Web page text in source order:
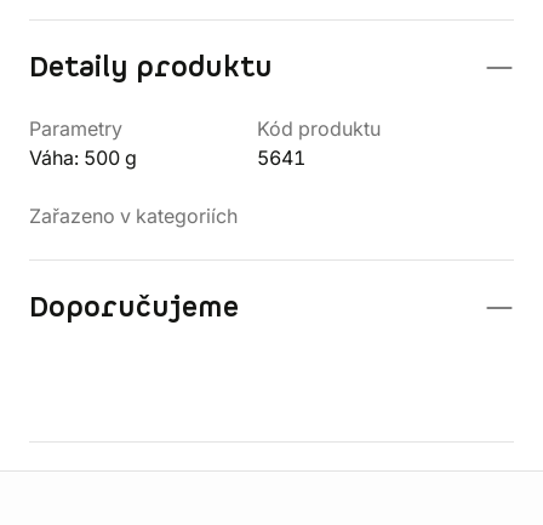
Detaily produktu
Parametry
Váha: 500 g
Kód produktu
5641
Zařazeno v kategoriích
Doporučujeme